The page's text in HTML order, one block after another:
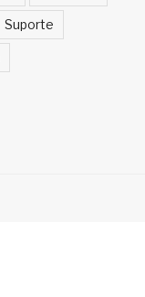
Suporte